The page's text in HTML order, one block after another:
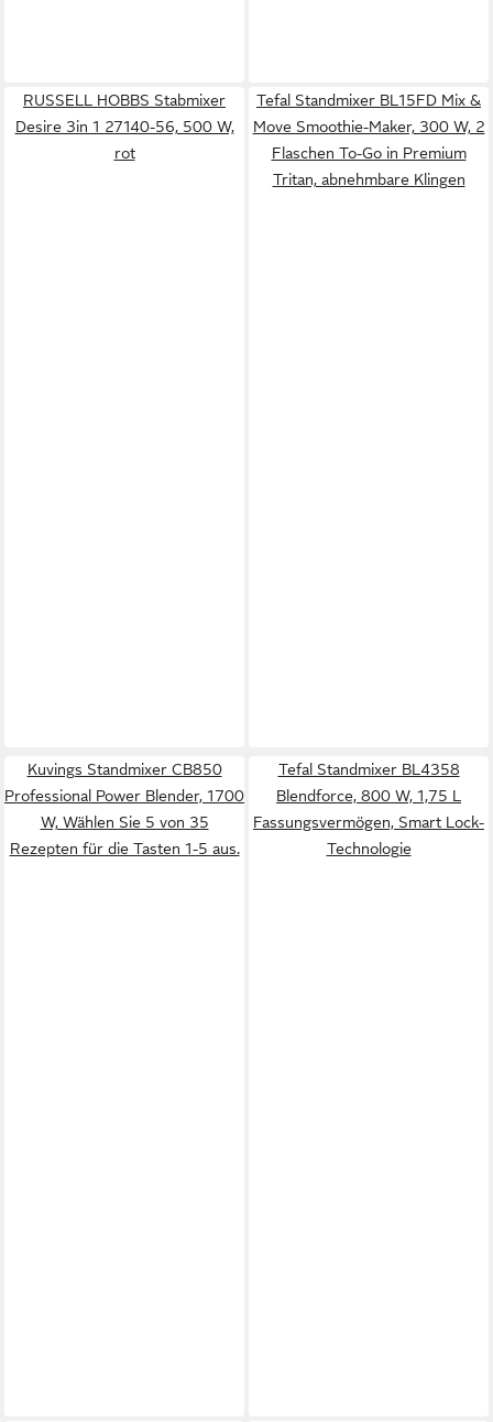
RUSSELL HOBBS Stabmixer
Desire 3in 1 27140-56, 500 W,
rot
Tefal Standmixer BL15FD Mix &
Move Smoothie-Maker, 300 W, 2
Flaschen To-Go in Premium
Tritan, abnehmbare Klingen
Kuvings Standmixer CB850
Professional Power Blender, 1700
W, Wählen Sie 5 von 35
Rezepten für die Tasten 1-5 aus.
Tefal Standmixer BL4358
Blendforce, 800 W, 1,75 L
Fassungsvermögen, Smart Lock-
Technologie